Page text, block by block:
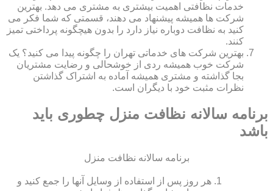
خدمات نظافتی اهمیت بیشتری به مشتری می دهد. بهترین
شرکت ها همیشه پیشنهاد می دهند، قسمتی که شما فکر می
کنید به نظافت دوباره نیاز دارد را بدون هیچگونه پرداختی تمیز
کنند.
بهترین شرکت های خدماتی تهران را چگونه پیدا می کنید؟ یک
شرکت خوب همیشه ردی از خوشحالی و رضایت مشتریان
بجا گذاشته و مشتری همیشه آماده به اشتراک گذاشتن
نظرات مثبت خود با دیگران است.
برنامه سالانه نظافت منزل چطوری باید
باشد
برنامه سالانه نظافت منزل
هر روز پس از استفاده از وسایل آنها را جمع کنید و